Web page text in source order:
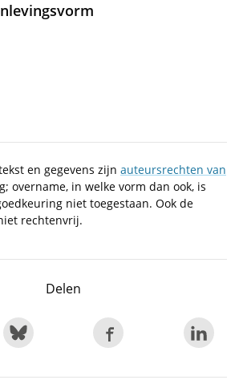
en gegevens zijn auteursrechten van
overname, in welke vorm dan ook, is
niet toegestaan. Ook de
rechtenvrij.
Delen